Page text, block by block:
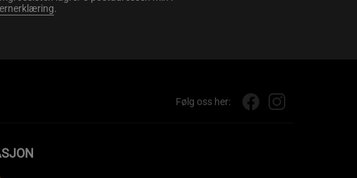
.
Følg oss her: